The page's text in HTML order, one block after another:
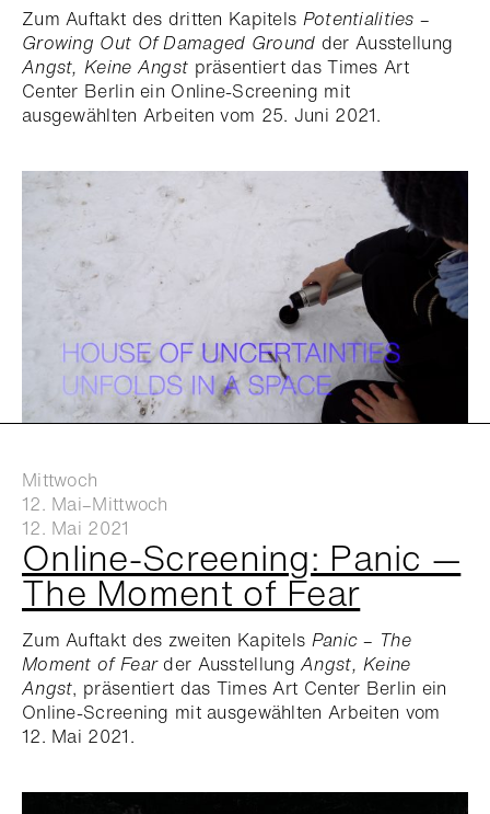
Zum Auftakt des dritten Kapitels Potentialities –
Growing Out Of Damaged Ground der Ausstellung
Angst, Keine Angst präsentiert das Times Art
Center Berlin ein Online-Screening mit
ausgewählten Arbeiten vom 25. Juni 2021.
Mittwoch
12. Mai–Mittwoch
12. Mai 2021
Online-Screening: Panic —
The Moment of Fear
Zum Auftakt des zweiten Kapitels Panic – The
Moment of Fearder AusstellungAngst, Keine
Angst, präsentiert das Times Art Center Berlin ein
Online-Screening mit ausgewählten Arbeiten vom
12. Mai 2021.